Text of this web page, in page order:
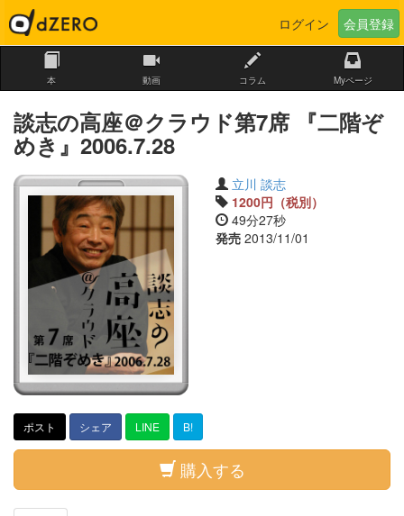
本 動画 コラム Myページ
談志の高座＠クラウド第7席 『二階ぞ
めき』2006.7.28
立川 談志
1200円（税別）
49分27秒
発売 2013/11/01
ポスト シェア LINE B!
購入する